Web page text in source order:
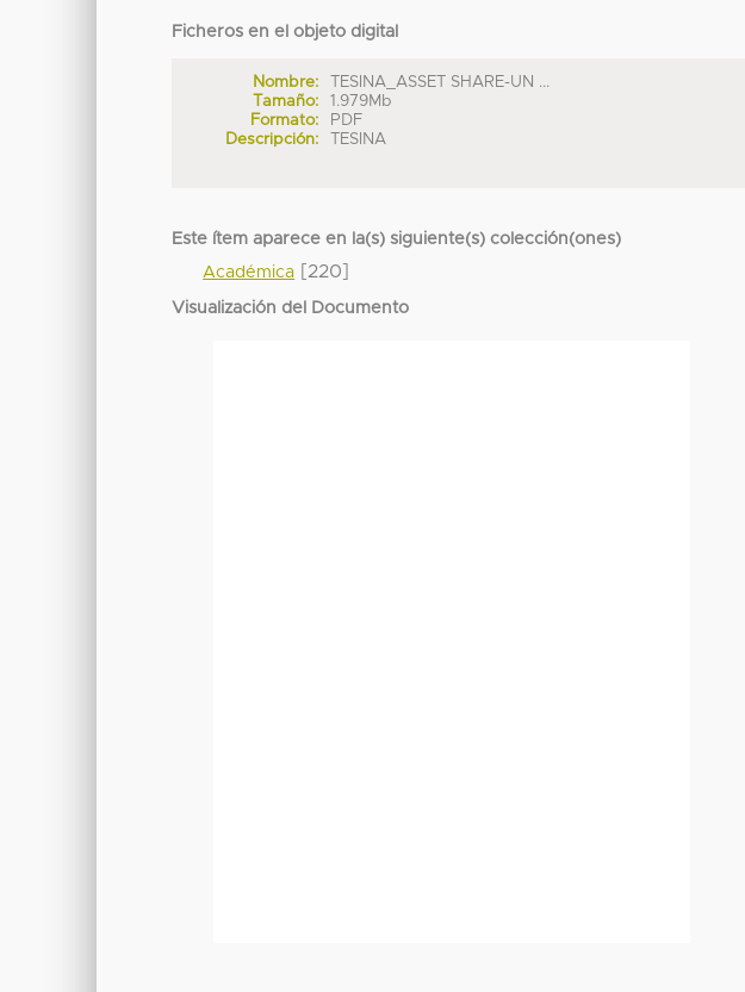
Ficheros en el objeto digital
Nombre:
TESINA_ASSET SHARE-UN ...
Tamaño:
1.979Mb
Formato:
PDF
Descripción:
TESINA
Este ítem aparece en la(s) siguiente(s) colección(ones)
Académica [220]
Visualización del Documento